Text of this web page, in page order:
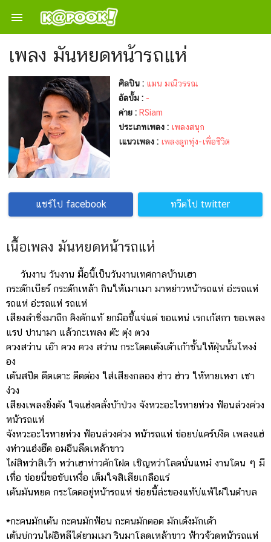

เพลง มันหยดหน้ารถแห่
ศิลปิน : แมน มณีวรรณ
อัลบั้ม : -
ค่าย : RSiam
ประเภทเพลง : เพลงสนุก
เแนวเพลง : เพลงลูกทุ่ง-เพื่อชีวิต
แชร์ไป facebook ทวีตไป twitter
เนื้อเพลง มันหยดหน้ารถแห่
วันงาน วันงาน มื้อนี้เป็นวันงานเทศกาลบ้านเฮา
กระด๊กเบียร์ กระด๊กเหล้า กินให้เมาเมา มาหย่าวหน้ารถแห่ อ่ะรถแห่
รถแห่ อ่ะรถแห่ รถแห่
เสียงลำซิ่งมาถืก คิงคักแท้ ยกมือชี้แจ่แด่ ขอแหน่ เรกเก้สกา ขอเพลง
แรป ปานามา แล้วกะเพลง ต๊ะ ตุ่ง ตวง
ควงสว่าน เอ๊า ควง ควง สว่าน กระโดดเด้งเด้าเก้าชั้นให้ฝุ่นนั้นไหงง่
อง
เต้นสปีด ดีดเดาะ ดีดด่อง ใส่เสียงกลอง ฮ่าว ฮ่าว ให้หายเหงา เซา
ง่วง
เสียงเพลงยิ่งดัง ใจแฮ่งคลั่งบ้าป่วง จังหวะอะไรหายห่วง ฟ้อนล่วงค่วง
หน้ารถแห่
จังหวะอะไรหายห่วง ฟ้อนล่วงค่วง หน้ารถแห่ ข่อยบ่แคร์บ่งืด เพลงแฮ่
งห่าวแฮ่งฮึด อมอืนลึดเหล้าขาว
ไผ๋สิหว่าสิเว้า หว่าเฮาห่าวคักโฝด เชิญหว่าโลดนั่นแหม๋ งานโดน ๆ มี
เทื่อ ข่อยนี่ขอขับเหงื่อ เต็มใจสิเสียเกลือแร่
เต้นมันหยด กระโดดอยู่หน้ารถแห่ ข่อยนี้ล่ะของแท้บ่แพ้ไผ๋ในตำบล
*กะคนมักเต้น กะคนมักฟ้อน กะคนมักตอด มักเด้งมักเด้า
เต้นบ่กวนไผ๋อิหลีได๋ยามเมา รินมาโลดเหล้าขาว ฟ้าวจ้วดหน้ารถแห่